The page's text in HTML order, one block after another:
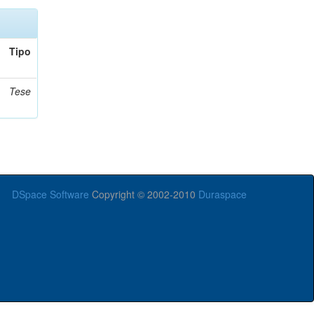
Tipo
Tese
DSpace Software Copyright © 2002-2010 Duraspace